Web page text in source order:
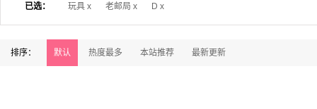
已选： 玩具 x 老邮局 x D x
排序： 默认 热度最多 本站推荐 最新更新